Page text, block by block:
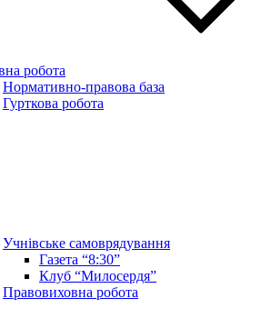
робота
Нормативно-правова база
Гурткова робота
Учнівське самоврядування
Газета “8:30”
Клуб “Милосердя”
Правовиховна робота